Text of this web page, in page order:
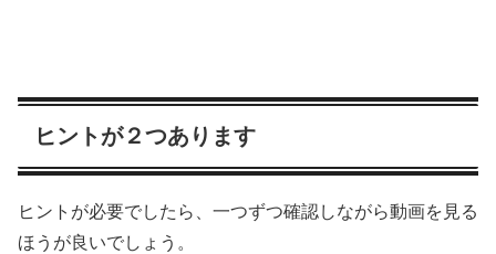
ヒントが２つあります
ヒントが必要でしたら、一つずつ確認しながら動画を見る
ほうが良いでしょう。